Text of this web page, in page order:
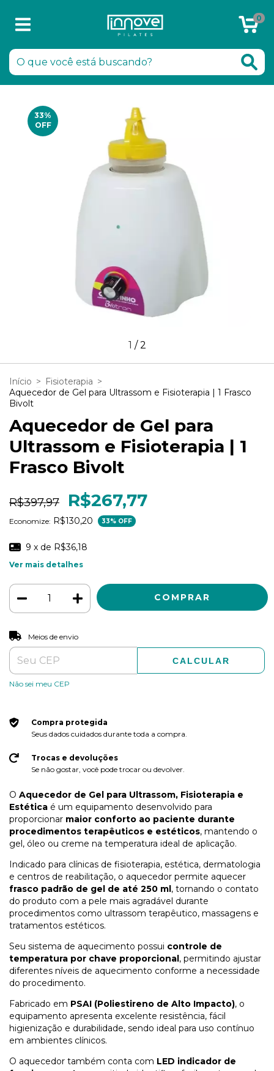
0
33%
OFF
1 /2
Início > Fisioterapia >
Aquecedor de Gel para Ultrassom e Fisioterapia | 1 Frasco
Bivolt
Aquecedor de Gel para
Ultrassom e Fisioterapia | 1
Frasco Bivolt
R$397,97 R$267,77
Economize: R$130,20 33% OFF
9 x de R$36,18
Ver mais detalhes
Entregas para o CEP:
Meios de envio
CALCULAR
Não sei meu CEP
Compra protegida
Seus dados cuidados durante toda a compra.
Trocas e devoluções
Se não gostar, você pode trocar ou devolver.
O Aquecedor de Gel para Ultrassom, Fisioterapia e
Estética é um equipamento desenvolvido para
proporcionar maior conforto ao paciente durante
procedimentos terapêuticos e estéticos, mantendo o
gel, óleo ou creme na temperatura ideal de aplicação.
Indicado para clínicas de fisioterapia, estética, dermatologia
e centros de reabilitação, o aquecedor permite aquecer
frasco padrão de gel de até 250 ml , tornando o contato
do produto com a pele mais agradável durante
procedimentos como ultrassom terapêutico, massagens e
tratamentos estéticos.
Seu sistema de aquecimento possui controle de
temperatura por chave proporcional , permitindo ajustar
diferentes níveis de aquecimento conforme a necessidade
do procedimento.
Fabricado em PSAI (Poliestireno de Alto Impacto), o
equipamento apresenta excelente resistência, fácil
higienização e durabilidade, sendo ideal para uso contínuo
em ambientes clínicos.
O aquecedor também conta com LED indicador de
Chamar no WhatsApp